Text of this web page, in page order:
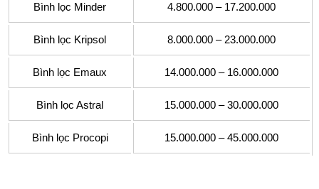
Bình lọc Minder 4.800.000 – 17.200.000
Bình lọc Kripsol 8.000.000 – 23.000.000
Bình lọc Emaux 14.000.000 – 16.000.000
Bình lọc Astral 15.000.000 – 30.000.000
Bình lọc Procopi 15.000.000 – 45.000.000